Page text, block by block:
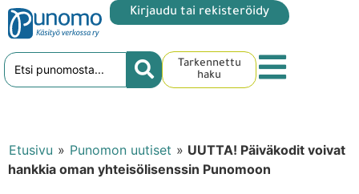
Kirjaudu tai rekisteröidy
Tarkennettu
haku
Etusivu » Punomon uutiset » UUTTA! Päiväkodit voivat
hankkia oman yhteisölisenssin Punomoon